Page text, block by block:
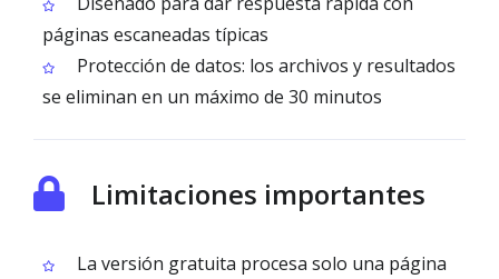
páginas escaneadas típicas
Protección de datos: los archivos y resultados
se eliminan en un máximo de 30 minutos
Limitaciones importantes
La versión gratuita procesa solo una página